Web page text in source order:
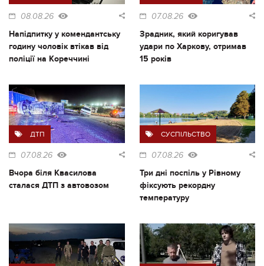
08.08.26
Напідпитку у комендантську
годину чоловік втікав від
поліції на Кореччині
07.08.26
Зрадник, який коригував
удари по Харкову, отримав
15 років
ДТП
07.08.26
Вчора біля Квасилова
сталася ДТП з автовозом
СУСПІЛЬСТВО
07.08.26
Три дні поспіль у Рівному
фіксують рекордну
температуру